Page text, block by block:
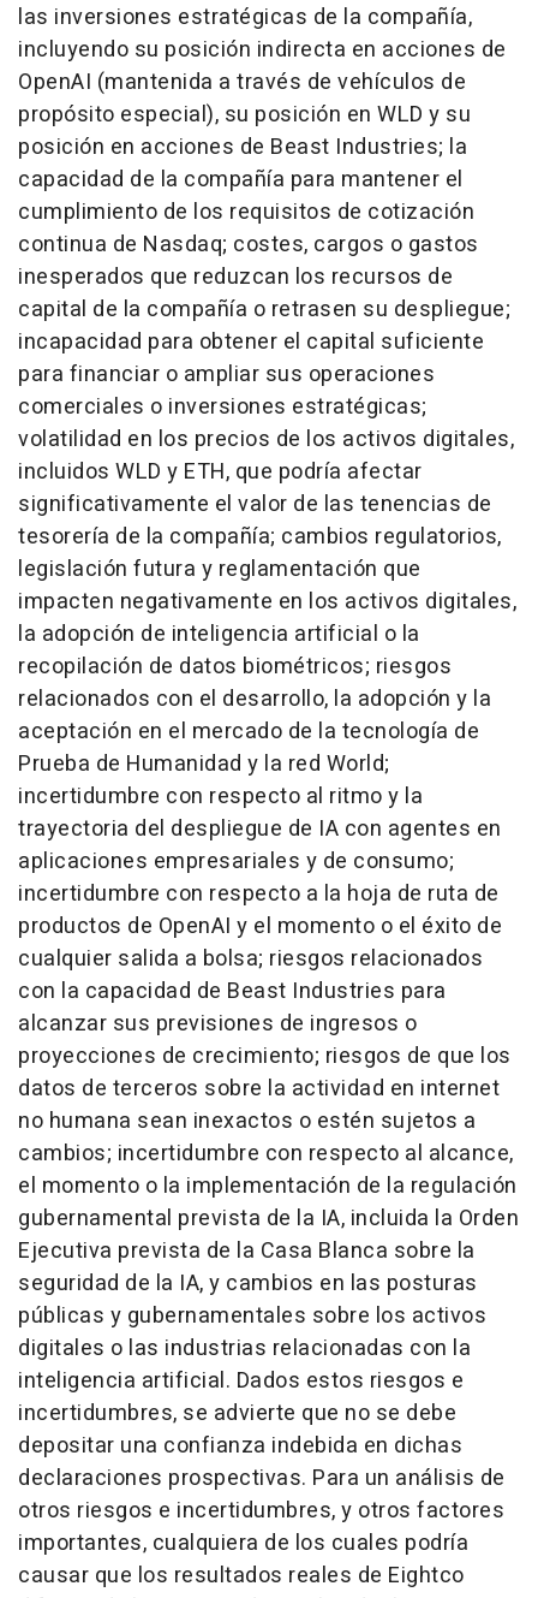
las inversiones estratégicas de la compañía,
incluyendo su posición indirecta en acciones de
OpenAI (mantenida a través de vehículos de
propósito especial), su posición en WLD y su
posición en acciones de Beast Industries; la
capacidad de la compañía para mantener el
cumplimiento de los requisitos de cotización
continua de Nasdaq; costes, cargos o gastos
inesperados que reduzcan los recursos de
capital de la compañía o retrasen su despliegue;
incapacidad para obtener el capital suficiente
para financiar o ampliar sus operaciones
comerciales o inversiones estratégicas;
volatilidad en los precios de los activos digitales,
incluidos WLD y ETH, que podría afectar
significativamente el valor de las tenencias de
tesorería de la compañía; cambios regulatorios,
legislación futura y reglamentación que
impacten negativamente en los activos digitales,
la adopción de inteligencia artificial o la
recopilación de datos biométricos; riesgos
relacionados con el desarrollo, la adopción y la
aceptación en el mercado de la tecnología de
Prueba de Humanidad y la red World;
incertidumbre con respecto al ritmo y la
trayectoria del despliegue de IA con agentes en
aplicaciones empresariales y de consumo;
incertidumbre con respecto a la hoja de ruta de
productos de OpenAI y el momento o el éxito de
cualquier salida a bolsa; riesgos relacionados
con la capacidad de Beast Industries para
alcanzar sus previsiones de ingresos o
proyecciones de crecimiento; riesgos de que los
datos de terceros sobre la actividad en internet
no humana sean inexactos o estén sujetos a
cambios; incertidumbre con respecto al alcance,
el momento o la implementación de la regulación
gubernamental prevista de la IA, incluida la Orden
Ejecutiva prevista de la Casa Blanca sobre la
seguridad de la IA, y cambios en las posturas
públicas y gubernamentales sobre los activos
digitales o las industrias relacionadas con la
inteligencia artificial. Dados estos riesgos e
incertidumbres, se advierte que no se debe
depositar una confianza indebida en dichas
declaraciones prospectivas. Para un análisis de
otros riesgos e incertidumbres, y otros factores
importantes, cualquiera de los cuales podría
causar que los resultados reales de Eightco